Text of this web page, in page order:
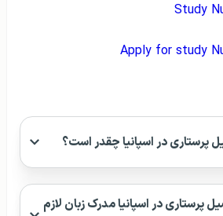
Study
Apply for study
پرستاری در اسپانیا چقدر است؟
پرستاری در اسپانیا مدرک زبان لازم